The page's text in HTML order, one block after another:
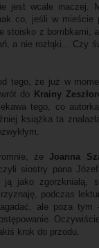
jest wcale inaczej.
co, jeśli w mieście
stoisko z bombkami,
a nie rozłąki... Czy
tego, że już w
do Krainy
tego, co
książka ta
że Joanna
siostry pana
ją jako
podczas
ale poza tym
krok do przodu.